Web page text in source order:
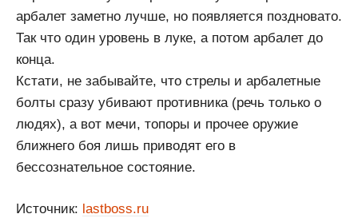
арбалет заметно лучше, но появляется поздновато.
Так что один уровень в луке, а потом арбалет до
конца.
Кстати, не забывайте, что стрелы и арбалетные
болты сразу убивают противника (речь только о
людях), а вот мечи, топоры и прочее оружие
ближнего боя лишь приводят его в
бессознательное состояние.
Источник: lastboss.ru